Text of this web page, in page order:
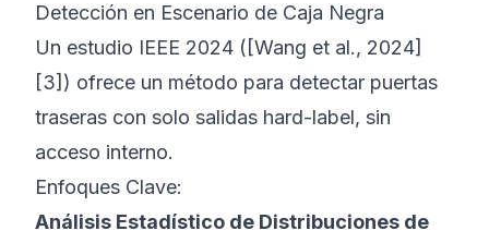
Detección en Escenario de Caja Negra
Un estudio IEEE 2024 ([Wang et al., 2024]
[3]) ofrece un método para detectar puertas
traseras con solo salidas hard-label, sin
acceso interno.
Enfoques Clave:
Análisis Estadístico de Distribuciones de